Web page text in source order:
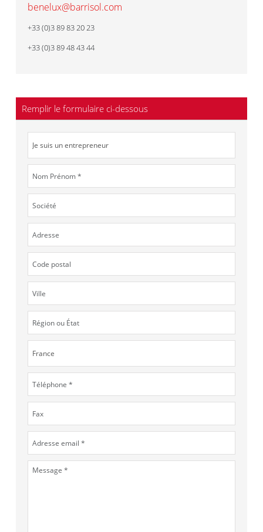
benelux@barrisol.com
+33 (0)3 89 83 20 23
+33 (0)3 89 48 43 44
Remplir le formulaire ci-dessous